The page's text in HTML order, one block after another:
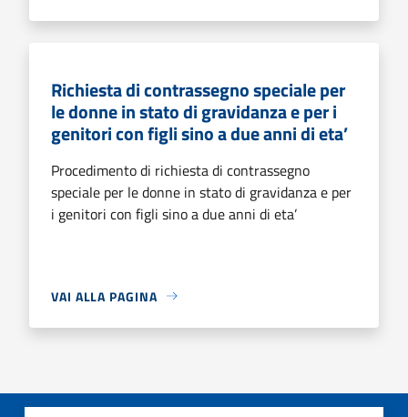
Richiesta di contrassegno speciale per
le donne in stato di gravidanza e per i
genitori con figli sino a due anni di eta’
Procedimento di richiesta di contrassegno
speciale per le donne in stato di gravidanza e per
i genitori con figli sino a due anni di eta’
VAI ALLA PAGINA